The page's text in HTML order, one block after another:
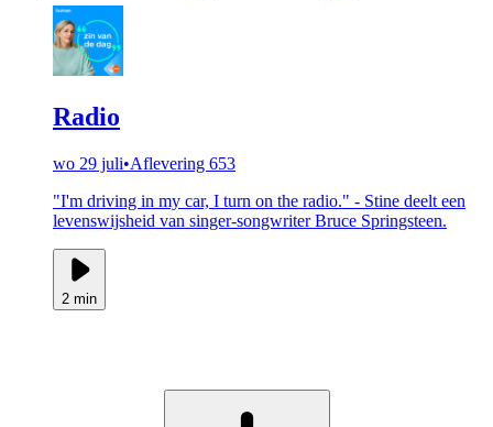
Radio
wo 29 juli•Aflevering 653
"I'm driving in my car, I turn on the radio." - Stine deelt een
levenswijsheid van singer-songwriter Bruce Springsteen.
2 min